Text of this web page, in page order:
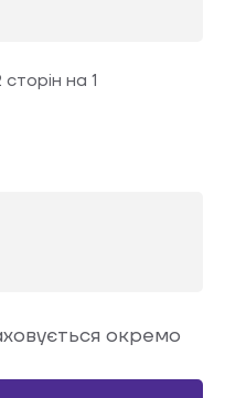
на 1
окремо